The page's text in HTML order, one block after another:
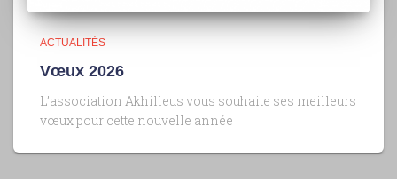
ACTUALITÉS
Vœux 2026
L’association Akhilleus vous souhaite ses meilleurs
vœux pour cette nouvelle année !